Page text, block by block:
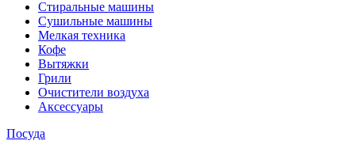
Стиральные машины
Сушильные машины
Мелкая техника
Кофе
Вытяжки
Грили
Очистители воздуха
Аксессуары
Посуда